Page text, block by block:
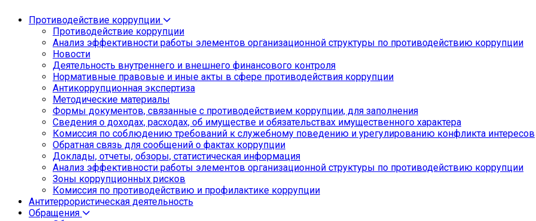
Противодействие коррупции
Противодействие коррупции
Анализ эффективности работы элементов организационной структуры по противодействию коррупции
Новости
Деятельность внутреннего и внешнего финансового контроля
Нормативные правовые и иные акты в сфере противодействия коррупции
Антикоррупционная экспертиза
Методические материалы
Формы документов, связанные с противодействием коррупции, для заполнения
Сведения о доходах, расходах, об имуществе и обязательствах имущественного характера
Комиссия по соблюдению требований к служебному поведению и урегулированию конфликта интересов
Обратная связь для сообщений о фактах коррупции
Доклады, отчеты, обзоры, статистическая информация
Анализ эффективности работы элементов организационной структуры по противодействию коррупции
Зоны коррупционных рисков
Комиссия по противодействию и профилактике коррупции
Антитеррористическая деятельность
Обращения